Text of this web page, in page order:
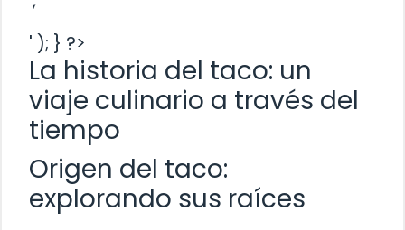
' ); } ?>
La historia del taco: un
viaje culinario a través del
tiempo
Origen del taco:
explorando sus raíces